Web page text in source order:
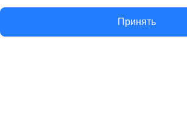
Принять